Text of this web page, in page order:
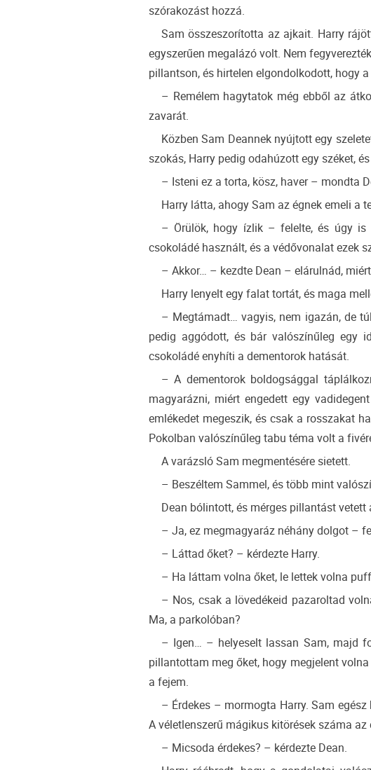
szórakozást hozzá.
Sam összeszorította az ajkait. Harry
egyszerűen megalázó volt. Nem
pillantson, és hirtelen elgondolkodott, hogy
– Remélem hagytatok még ebből az
zavarát.
Közben Sam Deannek nyújtott egy
szokás, Harry pedig odahúzott egy széket,
– Isteni ez a torta, kösz, haver – mondta
Harry látta, ahogy Sam az égnek emeli a
– Örülök, hogy ízlik – felelte, és úgy is
csokoládé használt, és a védővonalat ezek
– Akkor… – kezdte Dean – elárulnád,
Harry lenyelt egy falat tortát, és maga
– Megtámadt… vagyis, nem igazán, de
pedig aggódott, és bár valószínűleg egy
csokoládé enyhíti a dementorok hatását.
– A dementorok boldogsággal
magyarázni, miért engedett egy
emlékedet megeszik, és csak a rosszakat
Pokolban valószínűleg tabu téma volt a
A varázsló Sam megmentésére sietett.
– Beszéltem Sammel, és több mint
Dean bólintott, és mérges pillantást vetett
– Ja, ez megmagyaráz néhány dolgot –
– Láttad őket? – kérdezte Harry.
– Ha láttam volna őket, le lettek volna
– Nos, csak a lövedékeid pazaroltad
Ma, a parkolóban?
– Igen… – helyeselt lassan Sam, majd
pillantottam meg őket, hogy megjelent
a fejem.
– Érdekes – mormogta Harry. Sam
A véletlenszerű mágikus kitörések száma
– Micsoda érdekes? – kérdezte Dean.